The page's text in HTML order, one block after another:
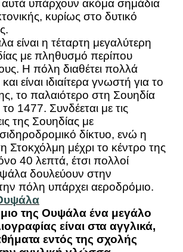
υπάρχουν ακόμα σημάδια
κυρίως στο δυτικό
είναι η τέταρτη μεγαλύτερη
με πληθυσμό περίπου
Η πόλη διαθέτει πολλά
είναι ιδιαίτερα γνωστή για το
το παλαιότερο στη Σουηδία
1477. Συνδέεται με τις
της Σουηδίας με
δίκτυο, ενώ η
Στοκχόλμη μέχρι το κέντρο της
40 λεπτά, έτσι πολλοί
δουλεύουν στην
πόλη υπάρχει αεροδρόμιο.
της Ουψάλα ένα μεγάλο
είναι στα αγγλικά,
εντός της σχολής